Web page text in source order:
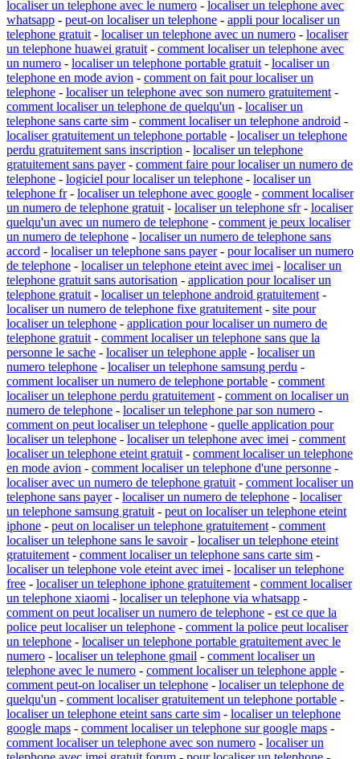
localiser un telephone avec le numero - localiser un telephone avec
whatsapp - peut-on localiser un telephone - appli pour localiser un
telephone gratuit - localiser un telephone avec un numero - localiser
un telephone huawei gratuit - comment localiser un telephone avec
un numero - localiser un telephone portable gratuit - localiser un
telephone en mode avion - comment on fait pour localiser un
telephone - localiser un telephone avec son numero gratuitement -
comment localiser un telephone de quelqu'un - localiser un
telephone sans carte sim - comment localiser un telephone android -
localiser gratuitement un telephone portable - localiser un telephone
perdu gratuitement sans inscription - localiser un telephone
gratuitement sans payer- comment faire pour localiser un numero de
telephone - logiciel pour localiser un telephone - localiser un
telephone fr- localiser un telephone avec google - comment localiser
un numero de telephone gratuit - localiser un telephone sfr- localiser
quelqu'un avec un numero de telephone - comment je peux localiser
un numero de telephone - localiser un numero de telephone sans
accord - localiser un telephone sans payer- pour localiser un numero
de telephone - localiser un telephone eteint avec imei - localiser un
telephone gratuit sans autorisation - application pour localiser un
telephone gratuit - localiser un telephone android gratuitement -
localiser un numero de telephone fixe gratuitement - site pour
localiser un telephone - application pour localiser un numero de
telephone gratuit - comment localiser un telephone sans que la
personne le sache - localiser un telephone apple - localiser un
numero telephone - localiser un telephone samsung perdu -
comment localiser un numero de telephone portable - comment
localiser un telephone perdu gratuitement - comment on localiser un
numero de telephone - localiser un telephone par son numero -
comment on peut localiser un telephone - quelle application pour
localiser un telephone - localiser un telephone avec imei - comment
localiser un telephone eteint gratuit - comment localiser un telephone
en mode avion - comment localiser un telephone d'une personne -
localiser avec un numero de telephone gratuit - comment localiser un
telephone sans payer- localiser un numero de telephone - localiser
un telephone samsung gratuit - peut on localiser un telephone eteint
iphone - peut on localiser un telephone gratuitement - comment
localiser un telephone sans le savoir- localiser un telephone eteint
gratuitement - comment localiser un telephone sans carte sim -
localiser un telephone vole eteint avec imei - localiser un telephone
free - localiser un telephone iphone gratuitement - comment localiser
un telephone xiaomi - localiser un telephone via whatsapp -
comment on peut localiser un numero de telephone - est ce que la
police peut localiser un telephone - comment la police peut localiser
un telephone - localiser un telephone portable gratuitement avec le
numero - localiser un telephone gmail - comment localiser un
telephone avec le numero - comment localiser un telephone apple -
comment peut-on localiser un telephone - localiser un telephone de
quelqu'un - comment localiser gratuitement un telephone portable -
localiser un telephone eteint sans carte sim - localiser un telephone
google maps - comment localiser un telephone sur google maps -
comment localiser un telephone avec son numero - localiser un